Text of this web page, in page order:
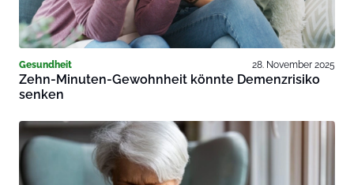
Gesundheit 28. November 2025
Zehn-Minuten-Gewohnheit könnte Demenzrisiko
senken